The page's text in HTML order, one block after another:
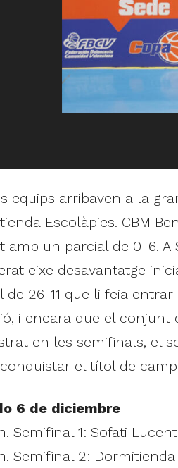
equips arribaven a la
Escolàpies. CBM
amb un parcial de 0-6.
eixe desavantatge
de 26-11 que li feia
i encara que el
en les semifinals, el
el títol de
6 de diciembre
Semifinal 1: Sofati
Semifinal 2: